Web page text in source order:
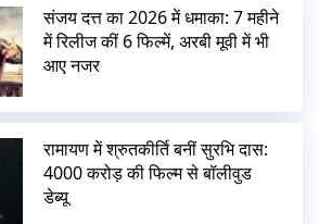
संजय दत्त का 2026 में धमाका: 7 महीने
में रिलीज कीं 6 फिल्में, अरबी मूवी में भी
आए नजर
रामायण में श्रुतकीर्ति बनीं सुरभि दास:
4000 करोड़ की फिल्म से बॉलीवुड
डेब्यू